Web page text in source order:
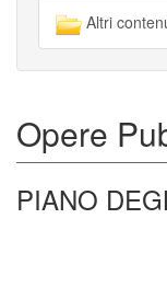
Altri
Opere
PIANO